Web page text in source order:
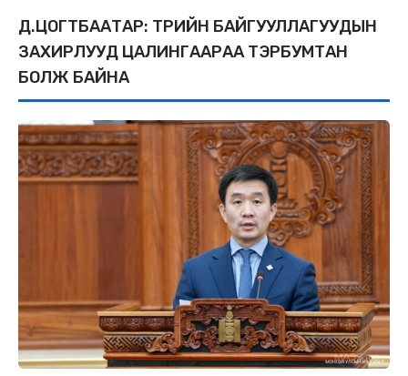
Д.ЦОГТБААТАР: ТӨРИЙН БАЙГУУЛЛАГУУДЫН
ЗАXИРЛУУД ЦАЛИНГААРАА ТЭРБУМТАН
БОЛЖ БАЙНА